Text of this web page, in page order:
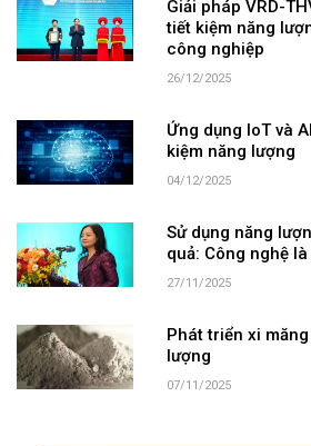
Giải pháp VRD-
tiết kiệm năng
công nghiệp
26/12/2025
Ứng dụng IoT và
kiệm năng lượng
04/12/2025
Sử dụng năng
quả: Công nghệ
27/11/2025
Phát triển xi
lượng
07/11/2025